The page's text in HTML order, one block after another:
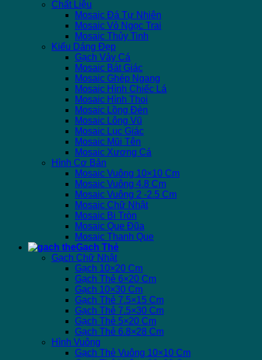
Chất Liệu
Mosaic Đá Tự Nhiên
Mosaic Vỏ Ngọc Trai
Mosaic Thủy Tinh
Kiểu Dáng Đẹp
Gạch Vảy Cá
Mosaic Bát Giác
Mosaic Ghép Ngang
Mosaic Hình Chiếc Lá
Mosaic Hình Thoi
Mosaic Lồng Đèn
Mosaic Lông Vũ
Mosaic Lục Giác
Mosaic Mũi Tên
Mosaic Xương Cá
Hình Cơ Bản
Mosaic Vuông 10×10 Cm
Mosaic Vuông 4.8 Cm
Mosaic Vuông 2 -2.5 Cm
Mosaic Chữ Nhật
Mosaic Bi Tròn
Mosaic Que Đũa
Mosaic Thanh Que
Gạch Thẻ
Gạch Chữ Nhật
Gạch 10×20 Cm
Gạch Thẻ 6×20 Cm
Gạch 10×30 Cm
Gạch Thẻ 7.5×15 Cm
Gạch Thẻ 7.5×30 Cm
Gạch Thẻ 5×20 Cm
Gạch Thẻ 6.8×28 Cm
Hình Vuông
Gạch Thẻ Vuông 10×10 Cm